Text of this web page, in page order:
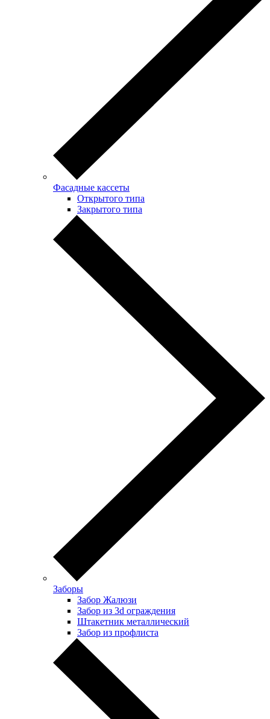
Фасадные кассеты
Открытого типа
Закрытого типа
Заборы
Забор Жалюзи
Забор из 3d ограждения
Штакетник металлический
Забор из профлиста